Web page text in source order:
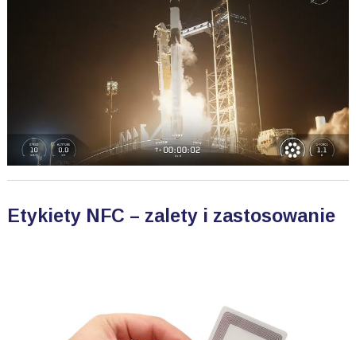
Etykiety NFC – zalety i zastosowanie